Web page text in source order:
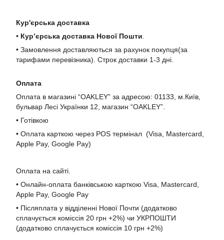
Кур'єрська доставка
• Кур’єрська доставка Нової Пошти
• Замовлення доставляються за рахунок покупця(за
тарифами перевізника). Строк доставки 1-3 дні.
Оплата
Оплата в магазині “OAKLEY” за адресою: 01133, м.Київ,
бульвар Лесі Українки 12, магазин “OAKLEY”.
• Готівкою
• Оплата карткою через POS термінал (Visa, Mastercard,
Apple Pay, Google Pay)
Оплата на сайті.
• Онлайн-оплата банківською карткою Visa, Mastercard,
Apple Pay, Google Pay
• Післяплата у відділенні Нової Почти (додатково
сплачується коміссія 20 грн +2%) чи УКРПОШТИ
(додатково сплачується коміссія 10 грн +2%)